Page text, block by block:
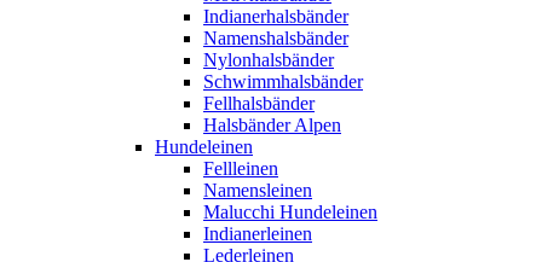
Indianerhalsbänder
Namenshalsbänder
Nylonhalsbänder
Schwimmhalsbänder
Fellhalsbänder
Halsbänder Alpen
Hundeleinen
Fellleinen
Namensleinen
Malucchi Hundeleinen
Indianerleinen
Lederleinen